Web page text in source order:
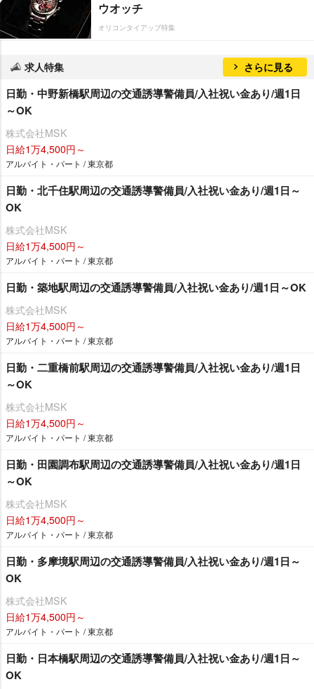
ウオッチ
オリコンタイアップ特集
求人特集 さらに見る
日勤・中野新橋駅周辺の交通誘導警備員/入社祝い金あり/週1日
～OK
株式会社MSK
日給1万4,500円～
アルバイト・パート / 東京都
日勤・北千住駅周辺の交通誘導警備員/入社祝い金あり/週1日～
OK
株式会社MSK
日給1万4,500円～
アルバイト・パート / 東京都
日勤・築地駅周辺の交通誘導警備員/入社祝い金あり/週1日～OK
株式会社MSK
日給1万4,500円～
アルバイト・パート / 東京都
日勤・二重橋前駅周辺の交通誘導警備員/入社祝い金あり/週1日
～OK
株式会社MSK
日給1万4,500円～
アルバイト・パート / 東京都
日勤・田園調布駅周辺の交通誘導警備員/入社祝い金あり/週1日
～OK
株式会社MSK
日給1万4,500円～
アルバイト・パート / 東京都
日勤・多摩境駅周辺の交通誘導警備員/入社祝い金あり/週1日～
OK
株式会社MSK
日給1万4,500円～
アルバイト・パート / 東京都
日勤・日本橋駅周辺の交通誘導警備員/入社祝い金あり/週1日～
OK